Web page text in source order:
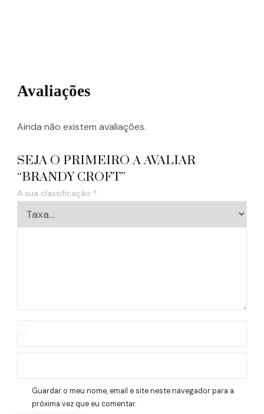
Avaliações
Ainda não existem avaliações.
SEJA O PRIMEIRO A AVALIAR
“BRANDY CROFT”
A sua classificação *
Guardar o meu nome, email e site neste navegador para a
próxima vez que eu comentar.